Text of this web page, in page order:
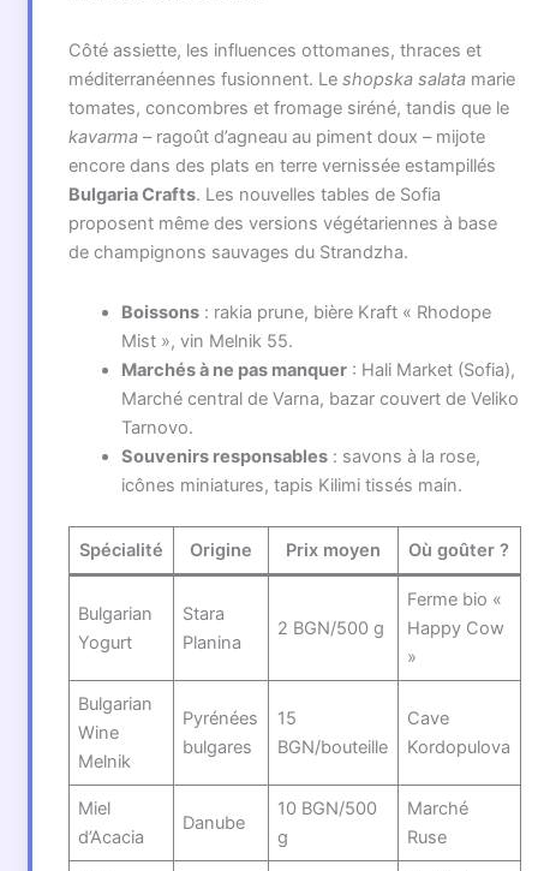
Côté assiette, les influences ottomanes, thraces et
méditerranéennes fusionnent. Le shopska salatamarie
tomates, concombres et fromage siréné, tandis que le
kavarma– ragoût d’agneau au piment doux – mijote
encore dans des plats en terre vernissée estampillés
Bulgaria Crafts. Les nouvelles tables de Sofia
proposent même des versions végétariennes à base
de champignons sauvages du Strandzha.
Boissons: rakia prune, bière Kraft « Rhodope
Mist », vin Melnik 55.
Marchés à ne pas manquer: Hali Market (Sofia),
Marché central de Varna, bazar couvert de Veliko
Tarnovo.
Souvenirs responsables: savons à la rose,
icônes miniatures, tapis Kilimi tissés main.
Spécialité Origine Prix moyen Où goûter ?
Bulgarian
Yogurt
Stara
Planina
2 BGN/500 g
Ferme bio «
Happy Cow
»
Bulgarian
Wine
Melnik
Pyrénées
bulgares
15
BGN/bouteille
Cave
Kordopulova
Miel
d’Acacia
Danube
10 BGN/500
g
Marché
Ruse